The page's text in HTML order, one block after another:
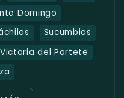
Domingo
Sucumbios
Victoria del Portete